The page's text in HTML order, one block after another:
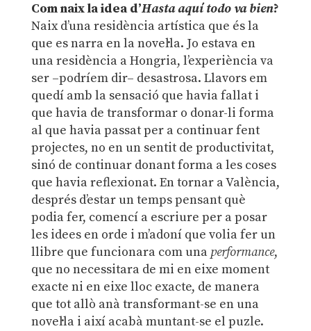
Com naix la idea d’Hasta aquí todo va bien?
Naix d’una residència artística que és la
que es narra en la novel·la. Jo estava en
una residència a Hongria, l’experiència va
ser –podríem dir– desastrosa. Llavors em
quedí amb la sensació que havia fallat i
que havia de transformar o donar-li forma
al que havia passat per a continuar fent
projectes, no en un sentit de productivitat,
sinó de continuar donant forma a les coses
que havia reflexionat. En tornar a València,
després d’estar un temps pensant què
podia fer, comencí a escriure per a posar
les idees en orde i m’adoní que volia fer un
llibre que funcionara com una performance,
que no necessitara de mi en eixe moment
exacte ni en eixe lloc exacte, de manera
que tot allò anà transformant-se en una
novel·la i així acabà muntant-se el puzle.